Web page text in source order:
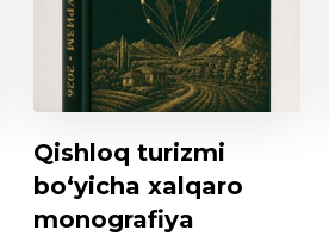
Qishloq turizmi
bo‘yicha xalqaro
monografiya